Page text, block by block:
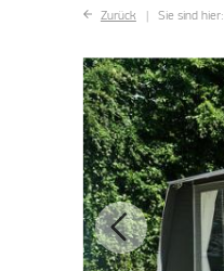
Zurück Sie sind hier: